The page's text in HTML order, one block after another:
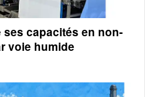
capacités en non-
voie humide